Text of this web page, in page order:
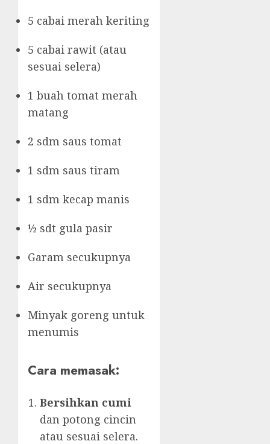
5 cabai merah keriting
5 cabai rawit (atau
sesuai selera)
1 buah tomat merah
matang
2 sdm saus tomat
1 sdm saus tiram
1 sdm kecap manis
½ sdt gula pasir
Garam secukupnya
Air secukupnya
Minyak goreng untuk
menumis
Cara memasak:
Bersihkan cumi
dan potong cincin
atau sesuai selera.